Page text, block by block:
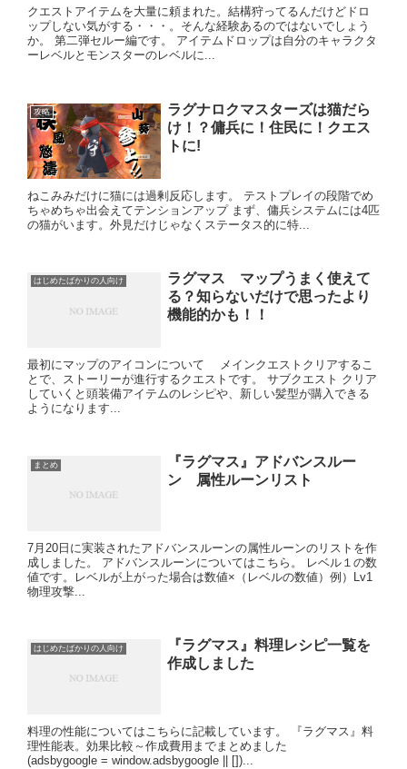
クエストアイテムを大量に頼まれた。結構狩ってるんだけどドロ
ップしない気がする・・・。そんな経験あるのではないでしょう
か。 第二弾セルー編です。 アイテムドロップは自分のキャラクタ
ーレベルとモンスターのレベルに...
攻略
ラグナロクマスターズは猫だら
け！？傭兵に！住民に！クエス
トに!
ねこみみだけに猫には過剰反応します。 テストプレイの段階でめ
ちゃめちゃ出会えてテンションアップ まず、傭兵システムには4匹
の猫がいます。外見だけじゃなくステータス的に特...
はじめたばかりの人向け
ラグマス マップうまく使えて
る？知らないだけで思ったより
機能的かも！！
最初にマップのアイコンについて メインクエストクリアするこ
とで、ストーリーが進行するクエストです。 サブクエスト クリア
していくと頭装備アイテムのレシピや、新しい髪型が購入できる
ようになります...
まとめ
『ラグマス』アドバンスルー
ン 属性ルーンリスト
7月20日に実装されたアドバンスルーンの属性ルーンのリストを作
成しました。 アドバンスルーンについてはこちら。 レベル１の数
値です。レベルが上がった場合は数値×（レベルの数値）例）Lv1
物理攻撃...
はじめたばかりの人向け
『ラグマス』料理レシピ一覧を
作成しました
料理の性能についてはこちらに記載しています。 『ラグマス』料
理性能表。効果比較～作成費用までまとめました
(adsbygoogle = window.adsbygoogle || [])...